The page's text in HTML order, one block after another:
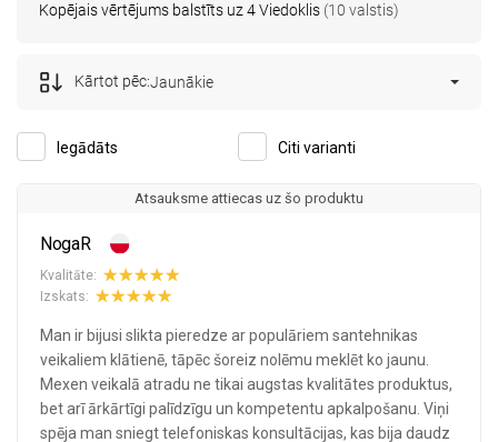
Kopējais vērtējums balstīts uz 4 Viedoklis (10 valstis)
Iegādāts Citi varianti
Kārtot pēc:Jaunākie
Atsauksme attiecas uz šo produktu
NogaR
Kvalitāte:
Izskats:
Man ir bijusi slikta pieredze ar populāriem santehnikas
veikaliem klātienē, tāpēc šoreiz nolēmu meklēt ko jaunu.
Mexen veikalā atradu ne tikai augstas kvalitātes produktus,
bet arī ārkārtīgi palīdzīgu un kompetentu apkalpošanu. Viņi
spēja man sniegt telefoniskas konsultācijas, kas bija daudz